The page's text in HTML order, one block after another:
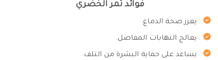
فوائد تمر الخضري
يعزز صحة الدماغ.
يعالج التهابات المفاصل.
يساعد على حماية البشرة من التلف.